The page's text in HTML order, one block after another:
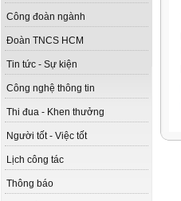
Công đoàn ngành
Đoàn TNCS HCM
Tin tức - Sự kiện
Công nghệ thông tin
Thi đua - Khen thưởng
Người tốt - Việc tốt
Lịch công tác
Thông báo